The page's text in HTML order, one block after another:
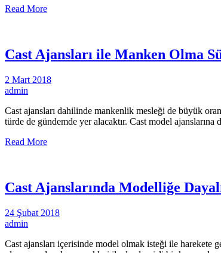
Read More
Cast Ajansları ile Manken Olma
2 Mart 2018
admin
Cast ajansları dahilinde mankenlik mesleği de büyük
türde de gündemde yer alacaktır. Cast model
Read More
Cast Ajanslarında Modelliğe
24 Şubat 2018
admin
Cast ajansları içerisinde model olmak isteği ile harekete